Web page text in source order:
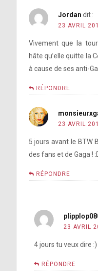
Jordan dit :
23 AVRIL
Vivement que la
hâte qu’elle quitte la
à cause de ses anti-
RÉPONDRE
23 AVRIL
5 jours avant le BTW
des fans et de Gaga !
RÉPONDRE
23 AVRIL
4 jours tu veux dire :)
RÉPONDRE